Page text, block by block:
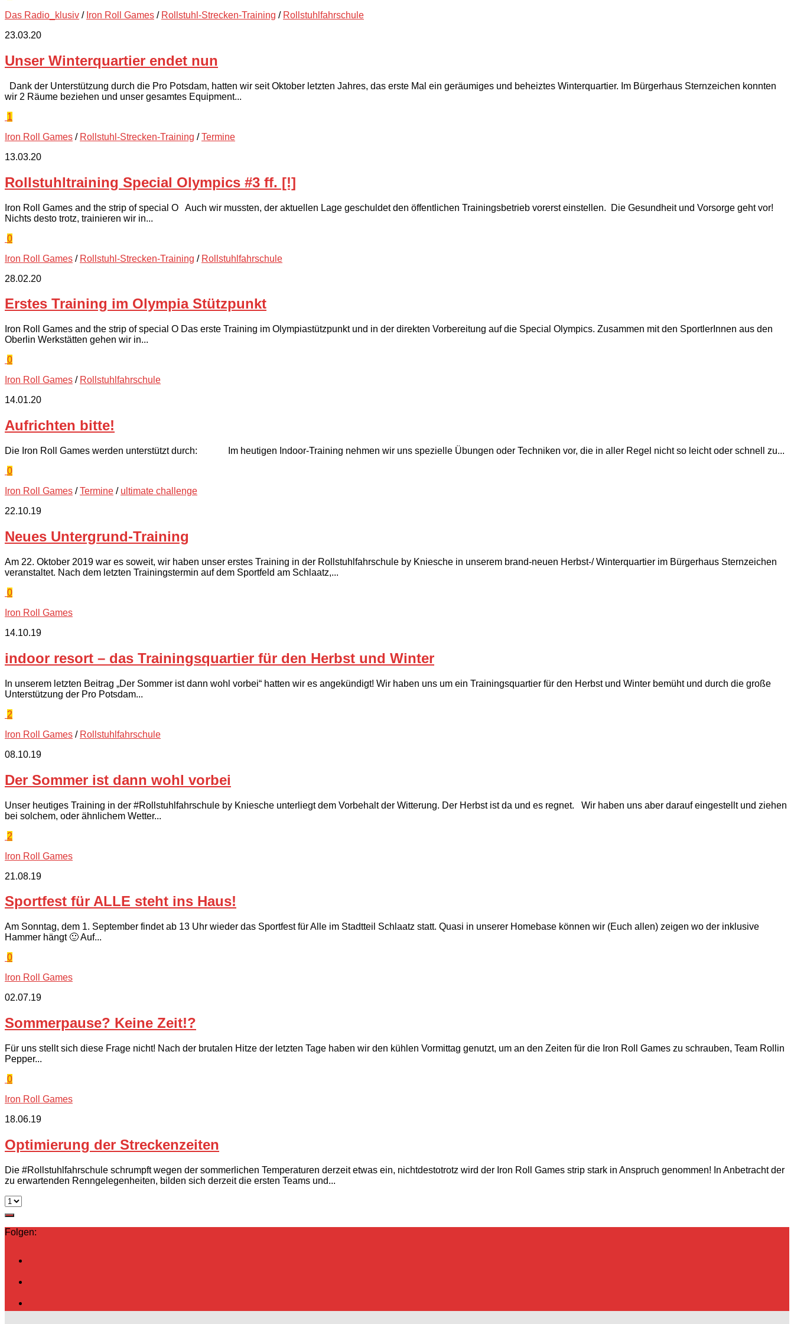
Das Radio_klusiv / Iron Roll Games / Rollstuhl-Strecken-Training / Rollstuhlfahrschule
23.03.20
Unser Winterquartier endet nun
Dank der Unterstützung durch die Pro Potsdam, hatten wir seit Oktober letzten Jahres, das erste Mal ein geräumiges und beheiztes Winterquartier. Im Bürgerhaus Sternzeichen konnten
wir 2 Räume beziehen und unser gesamtes Equipment...
1
Iron Roll Games / Rollstuhl-Strecken-Training /Termine
13.03.20
Rollstuhltraining Special Olympics #3 ff. [!]
Iron Roll Games and the strip of special O Auch wir mussten, der aktuellen Lage geschuldet den öffentlichen Trainingsbetrieb vorerst einstellen. Die Gesundheit und Vorsorge geht vor!
Nichts desto trotz, trainieren wir in...
0
Iron Roll Games / Rollstuhl-Strecken-Training / Rollstuhlfahrschule
28.02.20
Erstes Training im Olympia Stützpunkt
Iron Roll Games and the strip of special O Das erste Training im Olympiastützpunkt und in der direkten Vorbereitung auf die Special Olympics. Zusammen mit den SportlerInnen aus den
Oberlin Werkstätten gehen wir in...
0
Iron Roll Games / Rollstuhlfahrschule
14.01.20
Aufrichten bitte!
Die Iron Roll Games werden unterstützt durch: Im heutigen Indoor-Training nehmen wir uns spezielle Übungen oder Techniken vor, die in aller Regel nicht so leicht oder schnell zu...
0
Iron Roll Games /Termine / ultimate challenge
22.10.19
Neues Untergrund-Training
Am 22. Oktober 2019 war es soweit, wir haben unser erstes Training in der Rollstuhlfahrschule by Kniesche in unserem brand-neuen Herbst-/ Winterquartier im Bürgerhaus Sternzeichen
veranstaltet. Nach dem letzten Trainingstermin auf dem Sportfeld am Schlaatz,...
0
Iron Roll Games
14.10.19
indoor resort – das Trainingsquartier für den Herbst und Winter
In unserem letzten Beitrag „Der Sommer ist dann wohl vorbei“ hatten wir es angekündigt! Wir haben uns um ein Trainingsquartier für den Herbst und Winter bemüht und durch die große
Unterstützung der Pro Potsdam...
2
Iron Roll Games / Rollstuhlfahrschule
08.10.19
Der Sommer ist dann wohl vorbei
Unser heutiges Training in der #Rollstuhlfahrschule by Kniesche unterliegt dem Vorbehalt der Witterung. Der Herbst ist da und es regnet. Wir haben uns aber darauf eingestellt und ziehen
bei solchem, oder ähnlichem Wetter...
2
Iron Roll Games
21.08.19
Sportfest für ALLE steht ins Haus!
Am Sonntag, dem 1. September findet ab 13 Uhr wieder das Sportfest für Alle im Stadtteil Schlaatz statt. Quasi in unserer Homebase können wir (Euch allen) zeigen wo der inklusive
Hammer hängt 🙂 Auf...
0
Iron Roll Games
02.07.19
Sommerpause? Keine Zeit!?
Für uns stellt sich diese Frage nicht! Nach der brutalen Hitze der letzten Tage haben wir den kühlen Vormittag genutzt, um an den Zeiten für die Iron Roll Games zu schrauben, Team Rollin
Pepper...
0
Iron Roll Games
18.06.19
Optimierung der Streckenzeiten
Die #Rollstuhlfahrschule schrumpft wegen der sommerlichen Temperaturen derzeit etwas ein, nichtdestotrotz wird der Iron Roll Games strip stark in Anspruch genommen! In Anbetracht der
zu erwartenden Renngelegenheiten, bilden sich derzeit die ersten Teams und...
Folgen: